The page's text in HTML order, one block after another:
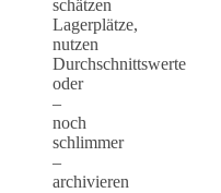
schätzen
Lagerplätze,
nutzen
Durchschnittswerte
oder
–
noch
schlimmer
–
archivieren